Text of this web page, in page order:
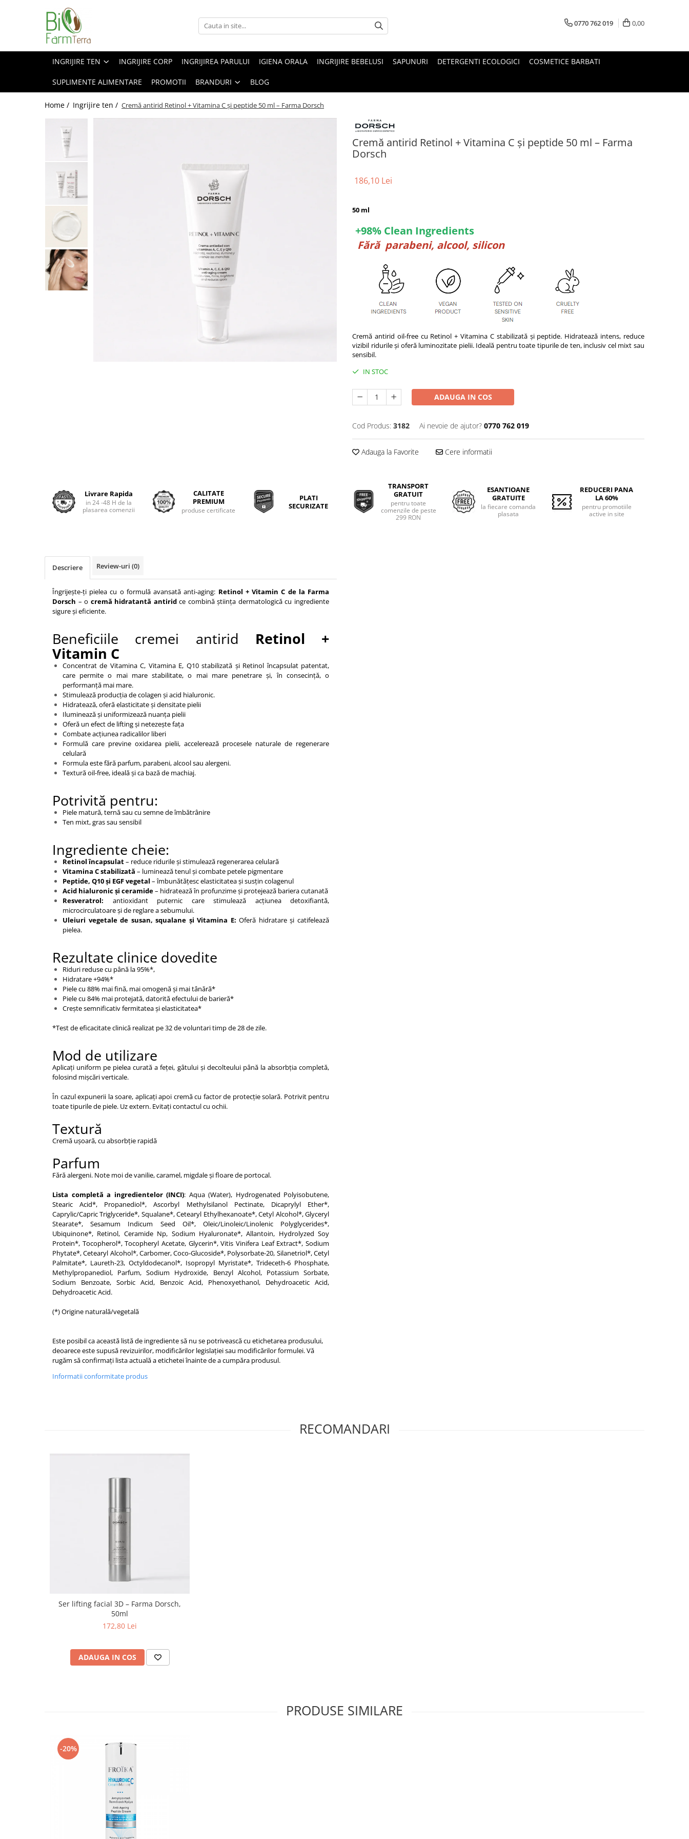
Ingrijire ten
Protectie solara
Branduri
Officina Naturae
Santo Volcano Spa
0770 762 019 0,00
INGRIJIRE TEN INGRIJIRE CORP INGRIJIREA PARULUI IGIENA ORALA INGRIJIRE BEBELUSI SAPUNURI DETERGENTI ECOLOGICI COSMETICE BARBATI
SUPLIMENTE ALIMENTARE PROMOTII BRANDURI BLOG
Home / Ingrijire ten / Cremă antirid Retinol + Vitamina C și peptide 50 ml – Farma Dorsch
Cremă antirid Retinol + Vitamina C și peptide 50 ml – Farma
Dorsch
186,10 Lei
50 ml
+98% Clean Ingredients
Fără parabeni, alcool, silicon
Cremă antirid oil-free cu Retinol + Vitamina C stabilizată și peptide. Hidratează intens, reduce
vizibil ridurile și oferă luminozitate pielii. Ideală pentru toate tipurile de ten, inclusiv cel mixt sau
sensibil.
IN STOC
ADAUGA IN COS
Cod Produs: 3182 Ai nevoie de ajutor? 0770 762 019
Adauga la Favorite Cere informatii
Livrare Rapida
in 24 -48 H de la
plasarea comenzii
CALITATE
PREMIUM
produse certificate
PLATI
SECURIZATE
TRANSPORT
GRATUIT
pentru toate
comenzile de peste
299 RON
ESANTIOANE
GRATUITE
la fiecare comanda
plasata
REDUCERI PANA
LA 60%
pentru promotiile
active in site
Descriere Review-uri (0)
Îngrijește-ți pielea cu o formulă avansată anti-aging: Retinol + Vitamin C de la Farma
Dorsch – o cremă hidratantă antiridce combină știința dermatologică cu ingrediente
sigure și eficiente.
Beneficiile cremei antirid Retinol +
Vitamin C
Concentrat de Vitamina C, Vitamina E, Q10 stabilizată și Retinol încapsulat patentat,
care permite o mai mare stabilitate, o mai mare penetrare și, în consecință, o
performanță mai mare.
Stimulează producția de colagen și acid hialuronic.
Hidratează, oferă elasticitate și densitate pielii
Iluminează și uniformizează nuanța pielii
Oferă un efect de lifting și netezește fața
Combate acțiunea radicalilor liberi
Formulă care previne oxidarea pielii, accelerează procesele naturale de regenerare
celulară
Formula este fără parfum, parabeni, alcool sau alergeni.
Textură oil-free, ideală și ca bază de machiaj.
Potrivită pentru:
Piele matură, ternă sau cu semne de îmbătrânire
Ten mixt, gras sau sensibil
Ingrediente cheie:
Retinol încapsulat– reduce ridurile și stimulează regenerarea celulară
Vitamina C stabilizată – luminează tenul și combate petele pigmentare
Peptide, Q10 și EGF vegetal – îmbunătățesc elasticitatea și susțin colagenul
Acid hialuronic și ceramide– hidratează în profunzime și protejează bariera cutanată
Resveratrol: antioxidant puternic care stimulează acțiunea detoxifiantă,
microcirculatoare și de reglare a sebumului.
Uleiuri vegetale de susan, squalane și Vitamina E: Oferă hidratare și catifelează
pielea.
Rezultate clinice dovedite
Riduri reduse cu până la 95%*,
Hidratare +94%*
Piele cu 88% mai fină, mai omogenă și mai tânără*
Piele cu 84% mai protejată, datorită efectului de barieră*
Crește semnificativ fermitatea și elasticitatea*
*Test de eficacitate clinică realizat pe 32 de voluntari timp de 28 de zile.
Mod de utilizare
Aplicați uniform pe pielea curată a feței, gâtului și decolteului până la absorbția completă,
folosind mișcări verticale.
În cazul expunerii la soare, aplicați apoi cremă cu factor de protecție solară. Potrivit pentru
toate tipurile de piele. Uz extern. Evitați contactul cu ochii.
Textură
Cremă ușoară, cu absorbție rapidă
Parfum
Fără alergeni. Note moi de vanilie, caramel, migdale și floare de portocal.
Lista completă a ingredientelor (INCI): Aqua (Water), Hydrogenated Polyisobutene,
Stearic Acid*, Propanediol*, Ascorbyl Methylsilanol Pectinate, Dicaprylyl Ether*,
Caprylic/Capric Triglyceride*, Squalane*, Cetearyl Ethylhexanoate*, Cetyl Alcohol*, Glyceryl
Stearate*, Sesamum Indicum Seed Oil*, Oleic/Linoleic/Linolenic Polyglycerides*,
Ubiquinone*, Retinol, Ceramide Np, Sodium Hyaluronate*, Allantoin, Hydrolyzed Soy
Protein*, Tocopherol*, Tocopheryl Acetate, Glycerin*, Vitis Vinifera Leaf Extract*, Sodium
Phytate*, Cetearyl Alcohol*, Carbomer, Coco-Glucoside*, Polysorbate-20, Silanetriol*, Cetyl
Palmitate*, Laureth-23, Octyldodecanol*, Isopropyl Myristate*, Trideceth-6 Phosphate,
Methylpropanediol, Parfum, Sodium Hydroxide, Benzyl Alcohol, Potassium Sorbate,
Sodium Benzoate, Sorbic Acid, Benzoic Acid, Phenoxyethanol, Dehydroacetic Acid,
Dehydroacetic Acid.
(*) Origine naturală/vegetală
Este posibil ca această listă de ingrediente să nu se potrivească cu etichetarea produsului,
deoarece este supusă revizuirilor, modificărilor legislației sau modificărilor formulei. Vă
rugăm să confirmați lista actuală a etichetei înainte de a cumpăra produsul.
Informatii conformitate produs
RECOMANDARI
Ser lifting facial 3D – Farma Dorsch,
50ml
172,80 Lei
ADAUGA IN COS
PRODUSE SIMILARE
-20%